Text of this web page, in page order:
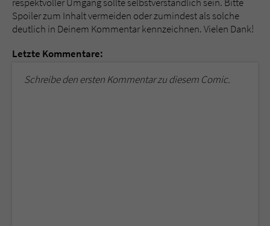
Spoiler zum Inhalt vermeiden oder zumindest als solche
deutlich in Deinem Kommentar kennzeichnen. Vielen Dank!
Letzte Kommentare:
Schreibe den ersten Kommentar zu diesem Comic.